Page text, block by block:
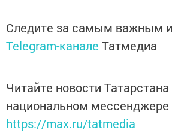
Следите за самым важным
Telegram-канале Татмедиа
Читайте новости Татарстана
национальном
https://max.ru/tatmedia